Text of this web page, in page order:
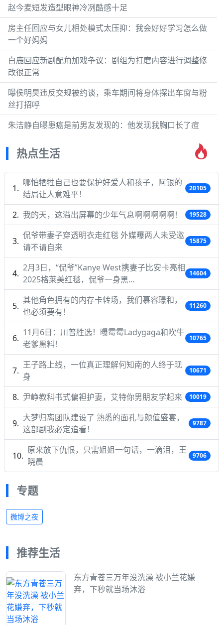
赵今麦短发造型眼神冷冽酷感十足
房主任回应与女儿相处模式太压抑：我会好好学习怎么做
一个好妈妈
白鹿回应新剧配角加戏争议：剧组为打磨内容进行调整修
改很正常
曝侯明昊违反交规被约谈，乘车期间将身体探出车窗与粉
丝打招呼
朱洁静自曝患癌是前男友发现的：他发现我胸口长了痘
热点生活
哪怕牺牲自己也要保护好爱人和孩子，阿银的
结局让人意难平！
20105
我的天，这溢出屏幕的少年气息啊啊啊啊啊！ 19528
侃爷带妻子穿透明衣走红毯 外媒曝两人未受邀
请不请自来
15875
2月3日，“侃爷”Kanye West携妻子比安卡亮相
2025格莱美红毯，侃爷一身黑…
14604
其他角色拥有的内存卡转场，我们慕容璟和，
也必须要有！
11260
11月6日：川普胜选！曝霉霉Ladygaga和吹牛
老爹黑料！
10765
王子路上线，一位真正理解何知南的人终于现
身
10671
尹峥教科书式偏袒护妻，艾特你男朋友学起来 10019
大梦归离团队建设了 熟悉的面孔与颜值盛宴，
这部剧我必定追看！
9787
原来放下仇恨，只需姐姐一句话，一滴泪，王
晓晨
9706
专题
微博之夜
推荐生活
东方青苍三万年没洗澡 被小兰花嫌
弃，下秒就当场沐浴